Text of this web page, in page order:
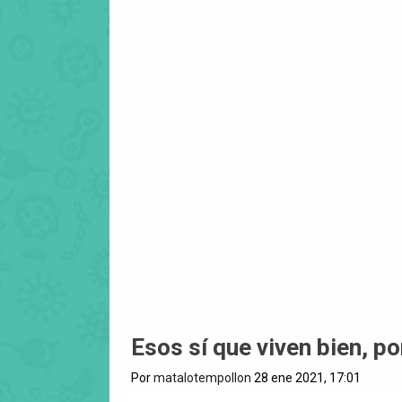
Esos sí que viven bien,
Pormatalotempollon 28 ene 2021, 17:01